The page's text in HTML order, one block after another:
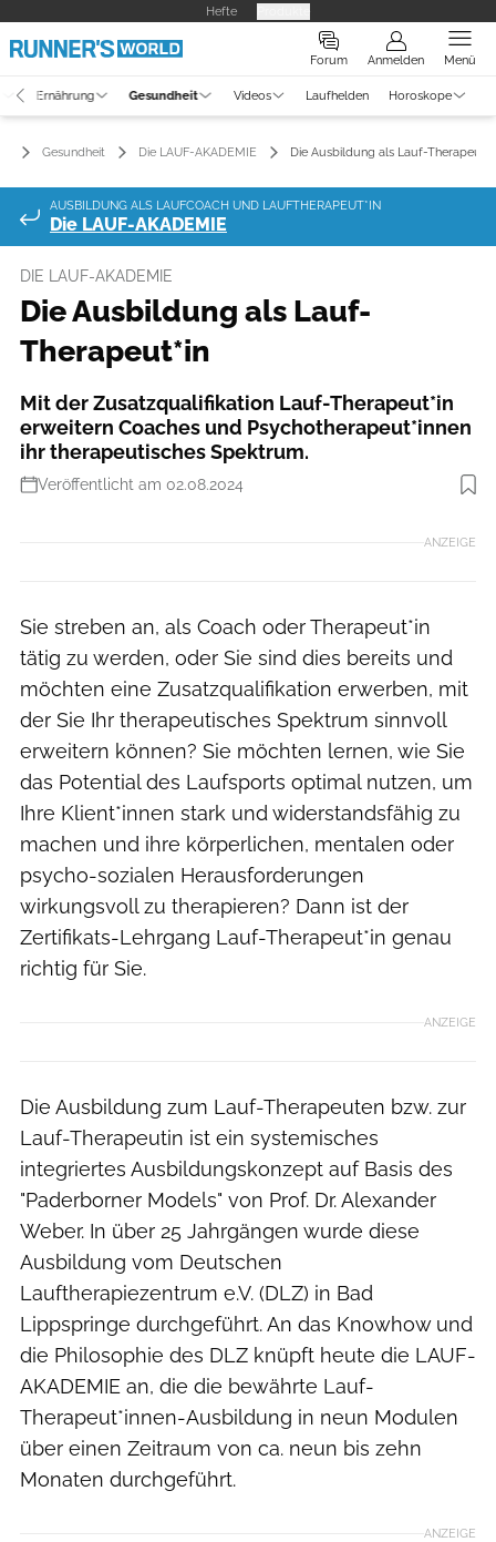
Hefte
Forum Anmelden Menü
Ernährung Gesundheit Videos Laufhelden Horoskope
Gesundheit Die LAUF-AKADEMIE Die Ausbildung als Lauf-
AUSBILDUNG ALS LAUFCOACH UND LAUFTHERAPEUT*IN
Die LAUF-AKADEMIE
DIE LAUF-AKADEMIE
Die Ausbildung als Lauf-
Therapeut*in
Mit der Zusatzqualifikation Lauf-Therapeut*in
erweitern Coaches und Psychotherapeut*innen
ihr therapeutisches Spektrum.
Veröffentlicht am 02.08.2024
Foto: Kati Jurischka
ANZEIGE
Sie streben an, als Coach oder Therapeut*in
tätig zu werden, oder Sie sind dies bereits und
möchten eine Zusatzqualifikation erwerben, mit
der Sie Ihr therapeutisches Spektrum sinnvoll
erweitern können? Sie möchten lernen, wie Sie
das Potential des Laufsports optimal nutzen, um
Ihre Klient*innen stark und widerstandsfähig zu
machen und ihre körperlichen, mentalen oder
psycho-sozialen Herausforderungen
wirkungsvoll zu therapieren? Dann ist der
Zertifikats-Lehrgang Lauf-Therapeut*in genau
richtig für Sie.
ANZEIGE
Die Ausbildung zum Lauf-Therapeuten bzw. zur
Lauf-Therapeutin ist ein systemisches
integriertes Ausbildungskonzept auf Basis des
"Paderborner Models" von Prof. Dr. Alexander
Weber. In über 25 Jahrgängen wurde diese
Ausbildung vom Deutschen
Lauftherapiezentrum e.V. (DLZ) in Bad
Lippspringe durchgeführt. An das Knowhow und
die Philosophie des DLZ knüpft heute die LAUF-
AKADEMIE an, die die bewährte Lauf-
Therapeut*innen-Ausbildung in neun Modulen
über einen Zeitraum von ca. neun bis zehn
Monaten durchgeführt.
ANZEIGE